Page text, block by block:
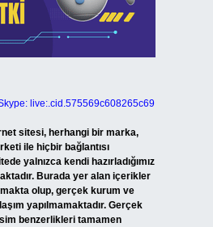
live:.cid.575569c608265c69
sitesi, herhangi bir marka,
ile hiçbir bağlantısı
yalnızca kendi hazırladığımız
Burada yer alan içerikler
olup, gerçek kurum ve
yapılmamaktadır. Gerçek
benzerlikleri tamamen